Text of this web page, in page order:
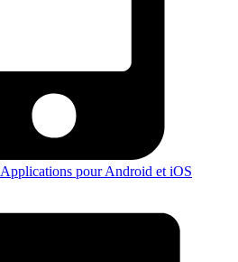
Applications pour Android et iOS